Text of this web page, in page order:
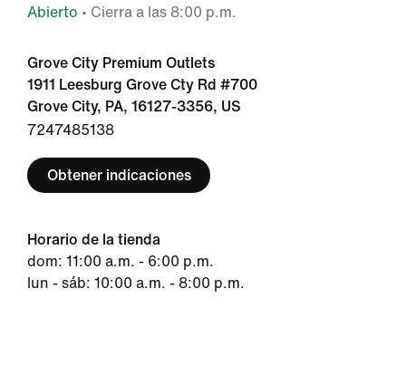
Abierto • Cierra a las 8:00 p.m.
Grove City Premium Outlets
1911 Leesburg Grove Cty Rd #700
Grove City, PA, 16127-3356, US
7247485138
Obtener indicaciones
Horario de la tienda
dom: 11:00 a.m. - 6:00 p.m.
lun - sáb: 10:00 a.m. - 8:00 p.m.